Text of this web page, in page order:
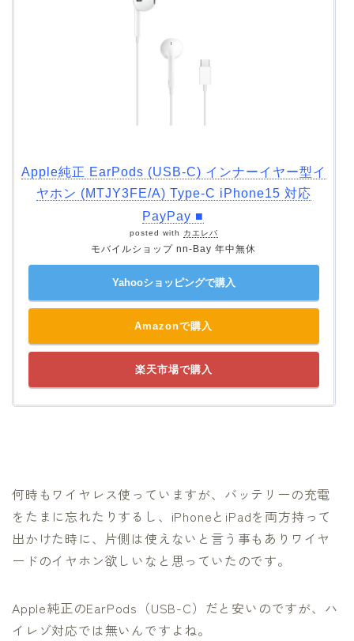
Apple純正 EarPods (USB-C) インナーイヤー型イ
ヤホン (MTJY3FE/A) Type-C iPhone15 対応
PayPay ■
posted with カエレバ
モバイルショップ nn-Bay 年中無休
Yahooショッピングで購入
Amazonで購入
楽天市場で購入
何時もワイヤレス使っていますが、バッテリーの充電
をたまに忘れたりするし、iPhoneとiPadを両方持って
出かけた時に、片側は使えないと言う事もありワイヤ
ードのイヤホン欲しいなと思っていたのです。
Apple純正のEarPods（USB-C）だと安いのですが、ハ
イレゾ対応では無いんですよね。